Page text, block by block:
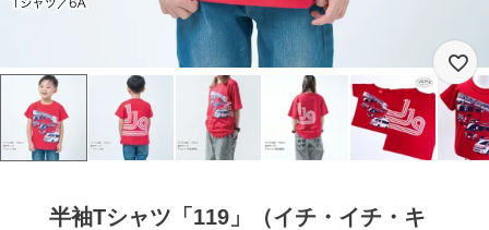
半袖Tシャツ「119」（イチ・イチ・キ